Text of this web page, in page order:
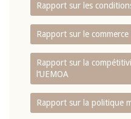
Rapport sur les
Rapport sur le
Rapport sur la
l‘UEMOA
Rapport sur la politique